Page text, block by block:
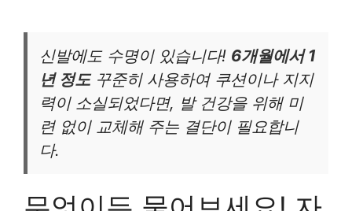
신발에도 수명이 있습니다! 6개월에서 1
년 정도꾸준히 사용하여 쿠션이나 지지
력이 소실되었다면, 발 건강을 위해 미
련 없이 교체해 주는 결단이 필요합니
다.